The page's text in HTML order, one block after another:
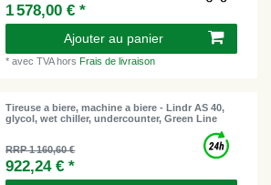
1 578,00 € *
Ajouter au panier
*avec TVAhorsFrais de livraison
Tireuse a biere, machine a biere - Lindr AS 40,
glycol, wet chiller, undercounter, Green Line
RRP 1 160,60 €
922,24 € *